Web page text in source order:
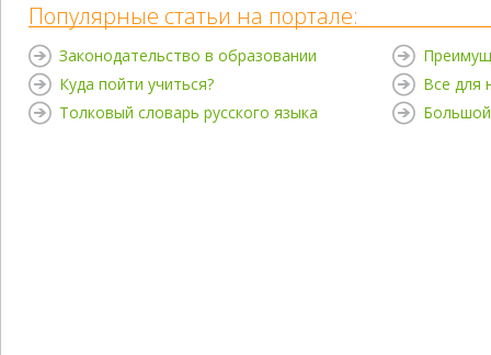
Популярные статьи на портале:
Законодательство в образовании
Куда пойти учиться?
Толковый словарь русского языка
Все для
Большой